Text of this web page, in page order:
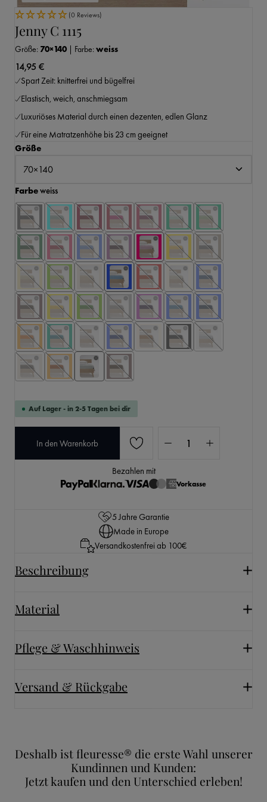
(0 Reviews)
Jenny C 1115
Größe: 70×140 | Farbe: weiss
14,95 €
Spart Zeit: knitterfrei und bügelfrei
Elastisch, weich, anschmiegsam
Luxuriöses Material durch einen dezenten, edlen Glanz
Für eine Matratzenhöhe bis 23 cm geeignet
Größeauswählen
Farbeauswählen
weiss
Auf Lager - in 2-5 Tagen bei dir
In den Warenkorb
Bezahlen mit
Vorkasse
5 Jahre Garantie
Made in Europe
Versandkostenfrei ab 100€
Beschreibung
Material
Pflege & Waschhinweis
Versand & Rückgabe
Deshalb ist fleuresse® die erste Wahl unserer
Kundinnen und Kunden:
Jetzt kaufen und den Unterschied erleben!